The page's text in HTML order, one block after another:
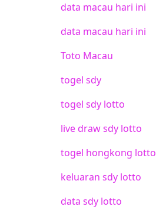
data macau hari ini
data macau hari ini
Toto Macau
togel sdy
togel sdy lotto
live draw sdy lotto
togel hongkong lotto
keluaran sdy lotto
data sdy lotto